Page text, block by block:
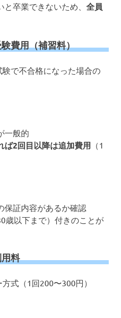
卒業できないため、 全員
費用（補習料）
で不合格になった場合の
一般的
ば2回目以降は追加費用 （1
保証内容があるか確認
歳以下まで）付きのことが
用料
式（1回200〜300円）